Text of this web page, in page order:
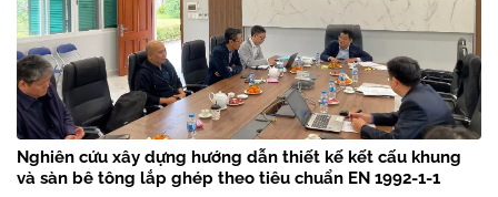
Nghiên cứu xây dựng hướng dẫn thiết kế kết cấu khung
và sàn bê tông lắp ghép theo tiêu chuẩn EN 1992-1-1